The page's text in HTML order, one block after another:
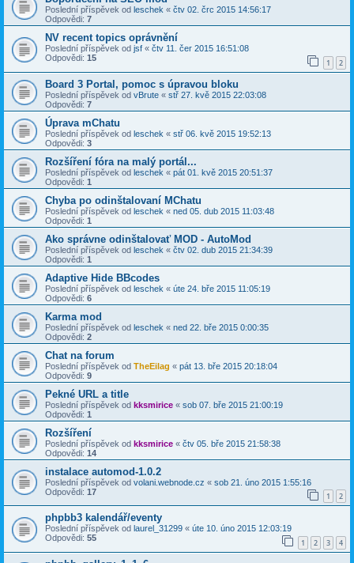
Poslední příspěvek od leschek « čtv 02. črc 2015 14:56:17
Odpovědi: 7
NV recent topics oprávnění
Poslední příspěvek od jsf « čtv 11. čer 2015 16:51:08
Odpovědi: 15 1 2
Board 3 Portal, pomoc s úpravou bloku
Poslední příspěvek od vBrute « stř 27. kvě 2015 22:03:08
Odpovědi: 7
Úprava mChatu
Poslední příspěvek od leschek « stř 06. kvě 2015 19:52:13
Odpovědi: 3
Rozšíření fóra na malý portál...
Poslední příspěvek od leschek « pát 01. kvě 2015 20:51:37
Odpovědi: 1
Chyba po odinštalovaní MChatu
Poslední příspěvek od leschek « ned 05. dub 2015 11:03:48
Odpovědi: 1
Ako správne odinštalovať MOD - AutoMod
Poslední příspěvek od leschek « čtv 02. dub 2015 21:34:39
Odpovědi: 1
Adaptive Hide BBcodes
Poslední příspěvek od leschek « úte 24. bře 2015 11:05:19
Odpovědi: 6
Karma mod
Poslední příspěvek od leschek « ned 22. bře 2015 0:00:35
Odpovědi: 2
Chat na forum
Poslední příspěvek od TheEilag « pát 13. bře 2015 20:18:04
Odpovědi: 9
Pekné URL a title
Poslední příspěvek od kksmirice « sob 07. bře 2015 21:00:19
Odpovědi: 1
Rozšíření
Poslední příspěvek od kksmirice « čtv 05. bře 2015 21:58:38
Odpovědi: 14
instalace automod-1.0.2
Poslední příspěvek od volani.webnode.cz « sob 21. úno 2015 1:55:16
Odpovědi: 17 1 2
phpbb3 kalendář/eventy
Poslední příspěvek od laurel_31299 « úte 10. úno 2015 12:03:19
Odpovědi: 55 1 2 3 4